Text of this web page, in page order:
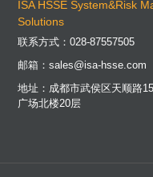
ISA HSSE System&Risk
Solutions
联系方式：028-87557505
邮箱：sales@isa-hsse.com
地址：成都市武侯区天顺路
广场北楼20层